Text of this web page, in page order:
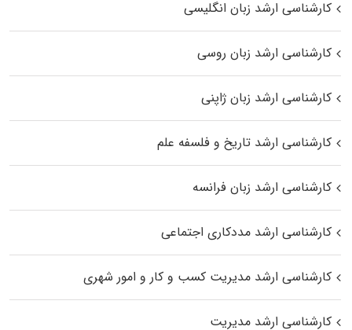
کارشناسی ارشد زبان انگلیسی
کارشناسی ارشد زبان روسی
کارشناسی ارشد زبان ژاپنی
کارشناسی ارشد تاریخ و فلسفه علم
کارشناسی ارشد زبان فرانسه
کارشناسی ارشد مددکاری اجتماعی
کارشناسی ارشد مدیریت کسب و کار و امور شهری
کارشناسی ارشد مدیریت